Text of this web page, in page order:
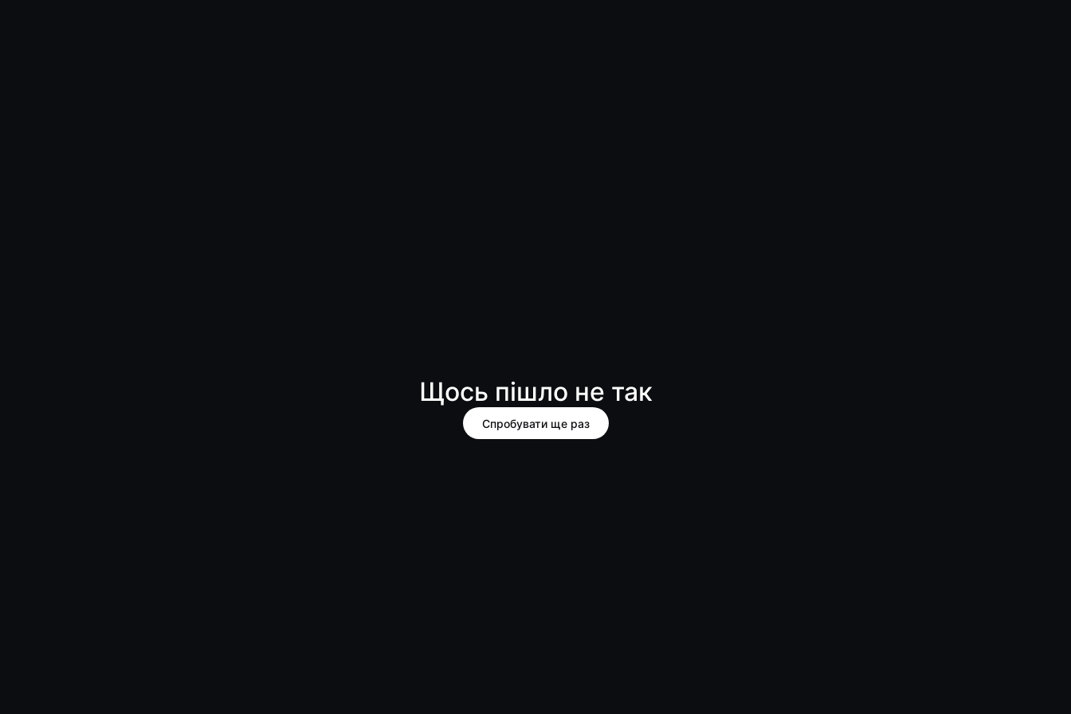
Щось пішло не так
Спробувати ще раз